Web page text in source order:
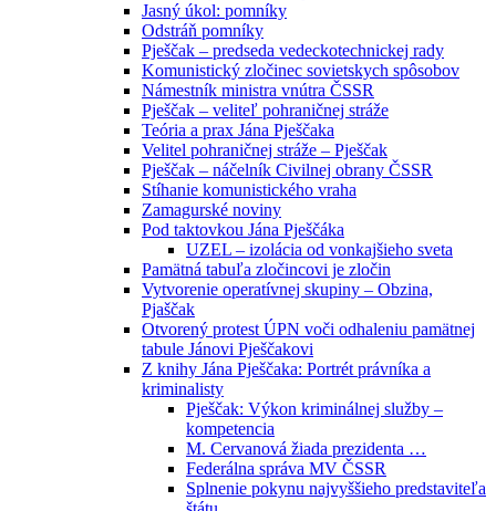
Jasný úkol: pomníky
Odstráň pomníky
Pješčak – predseda vedeckotechnickej rady
Komunistický zločinec sovietskych spôsobov
Námestník ministra vnútra ČSSR
Pješčak – veliteľ pohraničnej stráže
Teória a prax Jána Pješčaka
Velitel pohraničnej stráže – Pješčak
Pješčak – náčelník Civilnej obrany ČSSR
Stíhanie komunistického vraha
Zamagurské noviny
Pod taktovkou Jána Pješčáka
UZEL – izolácia od vonkajšieho sveta
Pamätná tabuľa zločincovi je zločin
Vytvorenie operatívnej skupiny – Obzina,
Pjaščak
Otvorený protest ÚPN voči odhaleniu pamätnej
tabule Jánovi Pješčakovi
Z knihy Jána Pješčaka: Portrét právníka a
kriminalisty
Pješčak: Výkon kriminálnej služby –
kompetencia
M. Cervanová žiada prezidenta …
Federálna správa MV ČSSR
Splnenie pokynu najvyššieho predstaviteľa